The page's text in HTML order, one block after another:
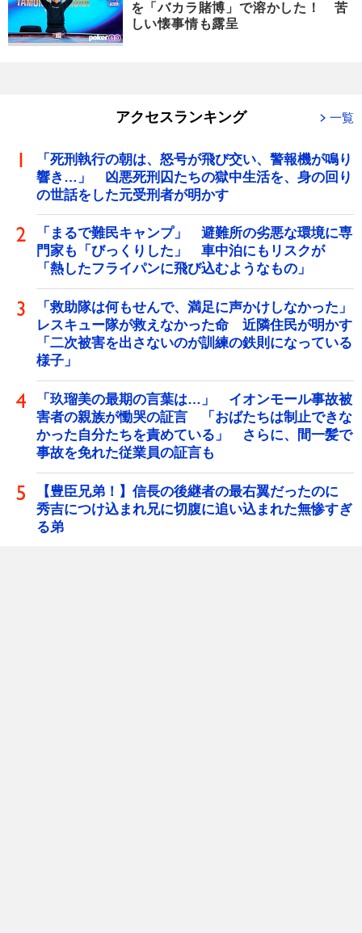
を「バカラ賭博」で溶かした！ 苦
しい懐事情も露呈
アクセスランキング 一覧
「死刑執行の朝は、怒号が飛び交い、警報機が鳴り
響き…」 凶悪死刑囚たちの獄中生活を、身の回り
の世話をした元受刑者が明かす
「まるで難民キャンプ」 避難所の劣悪な環境に専
門家も「びっくりした」 車中泊にもリスクが
「熱したフライパンに飛び込むようなもの」
「救助隊は何もせんで、満足に声かけしなかった」
レスキュー隊が救えなかった命 近隣住民が明かす
「二次被害を出さないのが訓練の鉄則になっている
様子」
「玖瑠美の最期の言葉は…」 イオンモール事故被
害者の親族が慟哭の証言 「おばたちは制止できな
かった自分たちを責めている」 さらに、間一髪で
事故を免れた従業員の証言も
【豊臣兄弟！】信長の後継者の最右翼だったのに
秀吉につけ込まれ兄に切腹に追い込まれた無惨すぎ
る弟